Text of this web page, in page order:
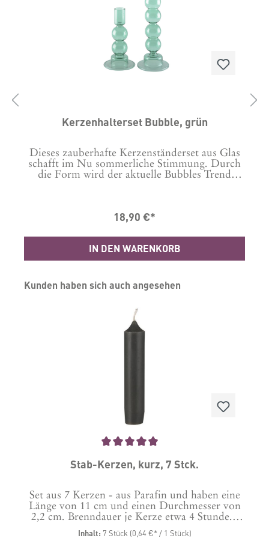
Kerzenhalterset Bubble, grün
Dieses zauberhafte Kerzenständerset aus Glas
schafft im Nu sommerliche Stimmung. Durch
die Form wird der aktuelle Bubbles Trend
CM und 8 x 23.5 CM Material: Glas
18,90 €*
IN DEN WARENKORB
Produktgalerie überspringen
Kunden haben sich auch angesehen
Stab-Kerzen, kurz, 7 Stck.
Set aus 7 Kerzen - aus Parafin und haben eine
Länge von 11 cm und einen Durchmesser von
2,2 cm. Brenndauer je Kerze etwa 4 Stunde.
Im Lieferumfang enthalten ein Paket mit 7
Inhalt: 7 Stück (0,64 €* / 1 Stück)